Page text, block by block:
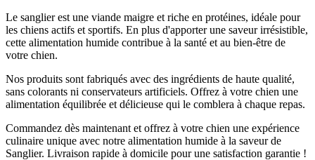
Le sanglier est une viande maigre et riche en protéines, idéale pour
les chiens actifs et sportifs. En plus d'apporter une saveur irrésistible,
cette alimentation humide contribue à la santé et au bien-être de
votre chien.
Nos produits sont fabriqués avec des ingrédients de haute qualité,
sans colorants ni conservateurs artificiels. Offrez à votre chien une
alimentation équilibrée et délicieuse qui le comblera à chaque repas.
Commandez dès maintenant et offrez à votre chien une expérience
culinaire unique avec notre alimentation humide à la saveur de
Sanglier. Livraison rapide à domicile pour une satisfaction garantie !